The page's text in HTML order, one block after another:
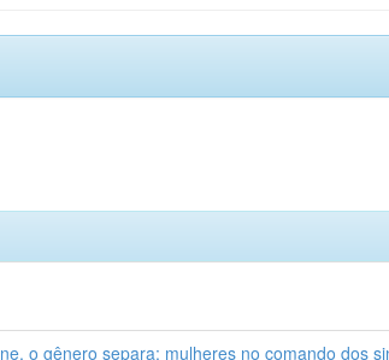
o gênero separa: mulheres no comando dos